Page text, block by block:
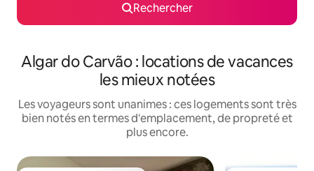
Rechercher
Algar do Carvão : locations de vacances
les mieux notées
Les voyageurs sont unanimes : ces logements sont très
bien notés en termes d'emplacement, de propreté et
plus encore.